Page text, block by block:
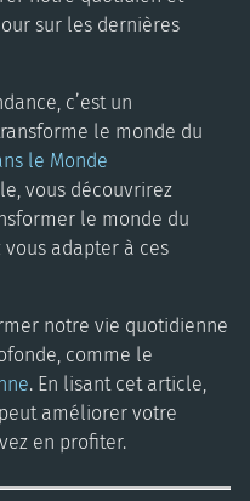
sur les dernières
c’est un
le monde du
le Monde
vous découvrirez
le monde du
adapter à ces
notre vie quotidienne
comme le
. En lisant cet article,
améliorer votre
en profiter.